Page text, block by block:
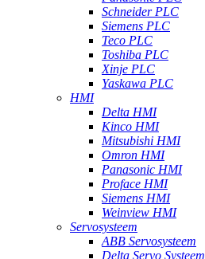
Schneider PLC
Siemens PLC
Teco PLC
Toshiba PLC
Xinje PLC
Yaskawa PLC
HMI
Delta HMI
Kinco HMI
Mitsubishi HMI
Omron HMI
Panasonic HMI
Proface HMI
Siemens HMI
Weinview HMI
Servosysteem
ABB Servosysteem
Delta Servo Systeem